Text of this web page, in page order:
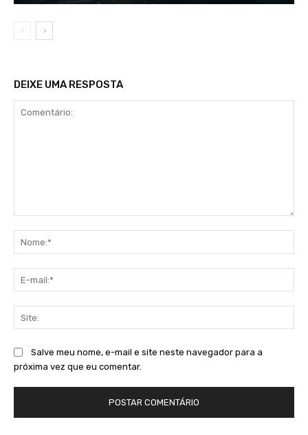
DEIXE UMA RESPOSTA
Salve meu nome, e-mail e site neste navegador para a
próxima vez que eu comentar.